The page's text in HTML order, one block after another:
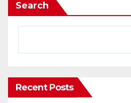
Search
Recent Posts